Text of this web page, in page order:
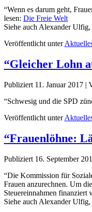
“Wenn es darum geht,
lesen: Die Freie Welt
Siehe auch Alexander Ulfig,
Veröffentlicht unter
“Gleicher Lohn
Publiziert 11. Januar 2017 |
“Schwesig und die SPD
Veröffentlicht unter
“Frauenlöhne:
Publiziert 16. September
“Die Kommission für
Frauen anzurechnen. Um
Steuereinnahmen
Siehe auch Alexander Ulfig,